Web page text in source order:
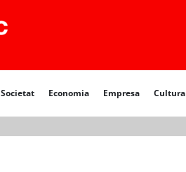
Societat Economia Empresa Cultura